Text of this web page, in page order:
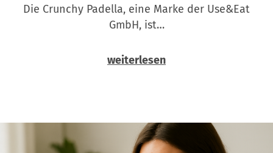
Die Crunchy Padella, eine Marke der Use&Eat
GmbH, ist…
weiterlesen